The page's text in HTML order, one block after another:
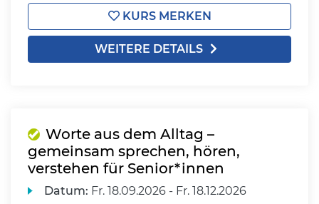
KURS MERKEN
WEITERE DETAILS
Worte aus dem Alltag –
gemeinsam sprechen, hören,
verstehen für Senior*innen
Datum: Fr. 18.09.2026 - Fr. 18.12.2026